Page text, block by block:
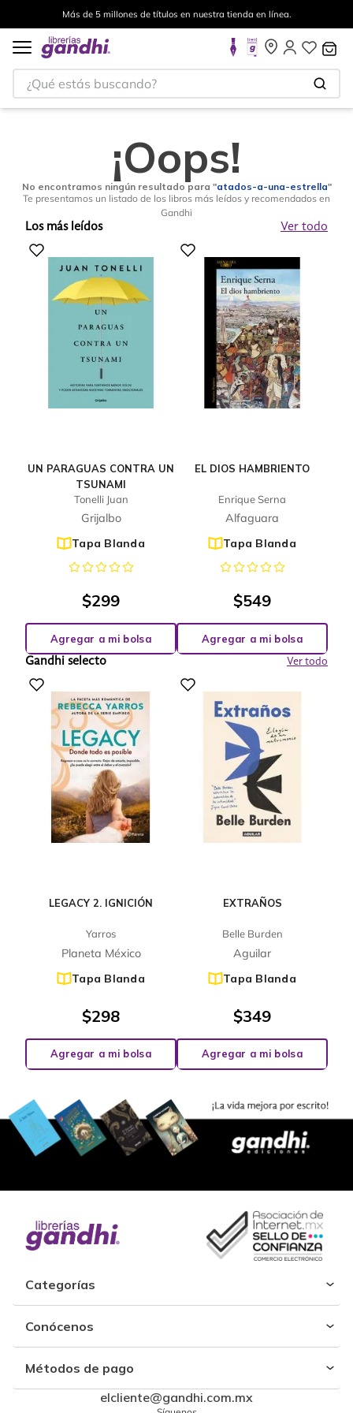
Más de 5 millones de títulos en nuestra tienda en línea.
¿Qué estás buscando?
¡Oops!
No encontramos ningún resultado para "atados-a-una-estrella"
Te presentamos un listado de los libros más leídos y recomendados en
Gandhi
Los más leídos Ver todo
UN PARAGUAS CONTRA UN
TSUNAMI
Tonelli Juan
Grijalbo
Tapa Blanda
$299
Agregar a mi bolsa
EL DIOS HAMBRIENTO
Enrique Serna
Alfaguara
Tapa Blanda
$549
Agregar a mi bolsa
Gandhi selecto
Ver todo
LEGACY 2. IGNICIÓN
Yarros
Planeta México
Tapa Blanda
$298
Agregar a mi bolsa
EXTRAÑOS
Belle Burden
Aguilar
Tapa Blanda
$349
Agregar a mi bolsa
Categorías
Conócenos
Métodos de pago
elcliente@gandhi.com.mx